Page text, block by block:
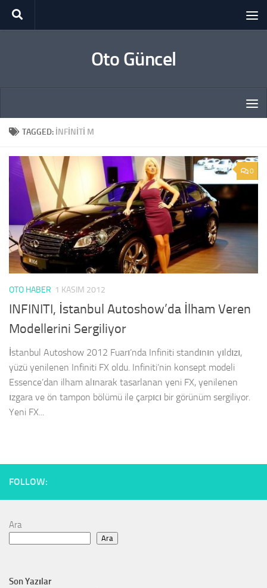
Skip to content
Oto Güncel
TAGGED: INFINITI M
0
OTO HABER 1 KASIM 2012
INFINITI, İstanbul Autoshow’da İlham Veren
Modellerini Sergiliyor
İstanbul Autoshow 2012 Fuarı’nda Infiniti standının yıldızı,
yüzü yenilenen Infiniti FX oldu. Infiniti’nin konsept modeli
Essence’dan ilham alınarak tasarlanan yeni FX, yenilenen
ızgara ve ön tampon bölümü ile çarpıcı bir görünüm sergiliyor.
Yeni FX...
FOLLOW:
Ara
Ara
Son Yazılar